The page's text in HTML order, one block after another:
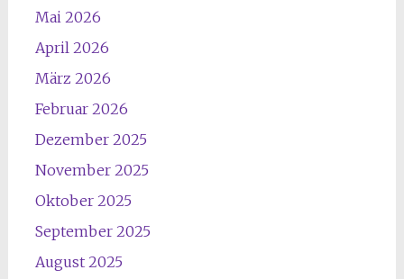
Mai 2026
April 2026
März 2026
Februar 2026
Dezember 2025
November 2025
Oktober 2025
September 2025
August 2025